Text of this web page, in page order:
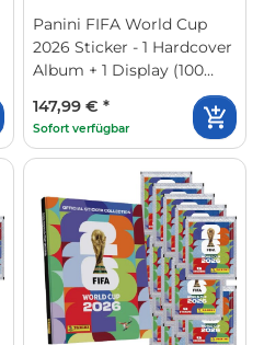
Panini FIFA World Cup
2026 Sticker - 1 Hardcover
Album + 1 Display (100
147,99 € *
Sofort verfügbar